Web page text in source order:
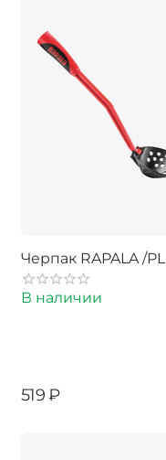
Черпак RAPALA /PL
В наличии
‍519‍ ₽